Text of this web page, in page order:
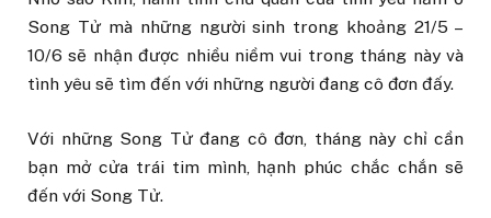
Song Tử mà những người sinh trong khoảng 21/5 –
10/6 sẽ nhận được nhiều niềm vui trong tháng này và
tình yêu sẽ tìm đến với những người đang cô đơn đấy.
Với những Song Tử đang cô đơn, tháng này chỉ cần
bạn mở cửa trái tim mình, hạnh phúc chắc chắn sẽ
đến với Song Tử.